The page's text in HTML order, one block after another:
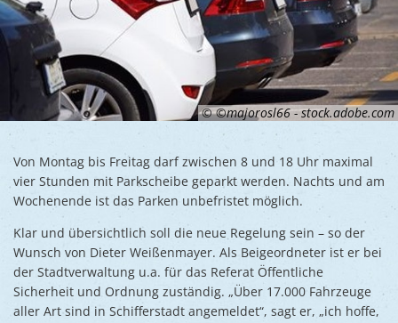
© ©majorosl66 - stock.adobe.com
Von Montag bis Freitag darf zwischen 8 und 18 Uhr maximal
vier Stunden mit Parkscheibe geparkt werden. Nachts und am
Wochenende ist das Parken unbefristet möglich.
Klar und übersichtlich soll die neue Regelung sein – so der
Wunsch von Dieter Weißenmayer. Als Beigeordneter ist er bei
der Stadtverwaltung u.a. für das Referat Öffentliche
Sicherheit und Ordnung zuständig. „Über 17.000 Fahrzeuge
aller Art sind in Schifferstadt angemeldet“, sagt er, „ich hoffe,